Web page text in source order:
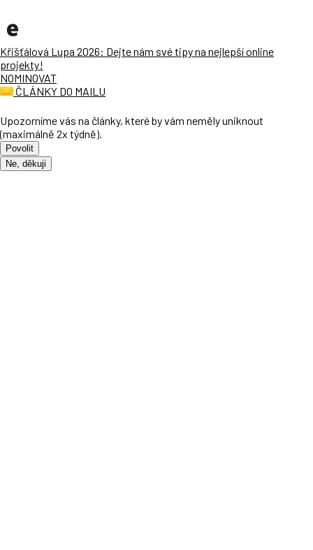
Křišťálová Lupa 2026: Dejte nám své tipy na nejlepší online
projekty!
NOMINOVAT
ČLÁNKY DO MAILU
Upozorníme vás na články, které by vám neměly uniknout
(maximálně 2x týdně).
Povolit
Ne, děkuji